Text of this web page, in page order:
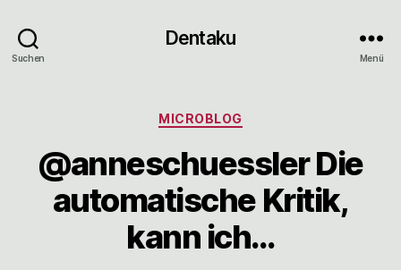
Suchen
Dentaku
Menü
Kategorien
MICROBLOG
@anneschuessler Die
automatische Kritik,
kann ich…